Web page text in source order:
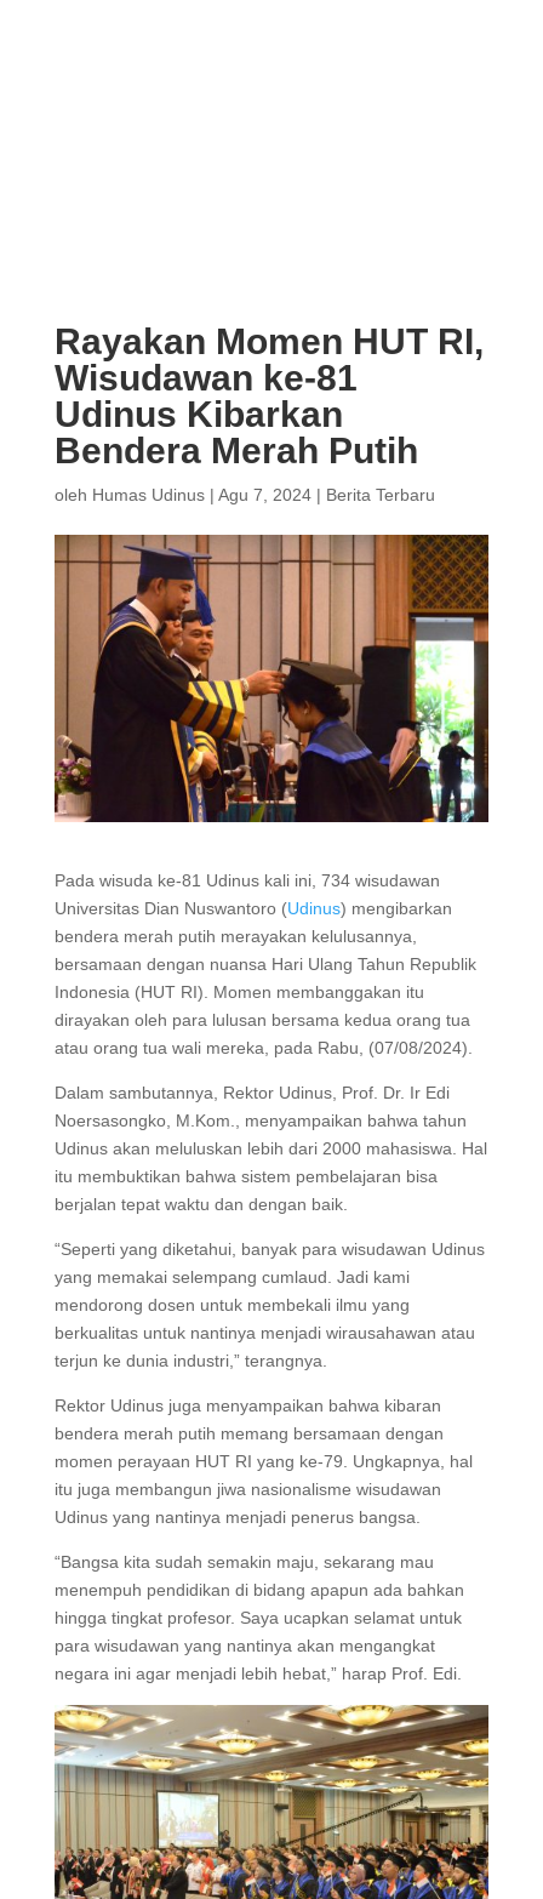
Rayakan Momen HUT RI,
Wisudawan ke-81
Udinus Kibarkan
Bendera Merah Putih
oleh Humas Udinus| Agu 7, 2024| Berita Terbaru
Pada wisuda ke-81 Udinus kali ini, 734 wisudawan
Universitas Dian Nuswantoro (Udinus) mengibarkan
bendera merah putih merayakan kelulusannya,
bersamaan dengan nuansa Hari Ulang Tahun Republik
Indonesia (HUT RI). Momen membanggakan itu
dirayakan oleh para lulusan bersama kedua orang tua
atau orang tua wali mereka, pada Rabu, (07/08/2024).
Dalam sambutannya, Rektor Udinus, Prof. Dr. Ir Edi
Noersasongko, M.Kom., menyampaikan bahwa tahun
Udinus akan meluluskan lebih dari 2000 mahasiswa. Hal
itu membuktikan bahwa sistem pembelajaran bisa
berjalan tepat waktu dan dengan baik.
“Seperti yang diketahui, banyak para wisudawan Udinus
yang memakai selempang cumlaud. Jadi kami
mendorong dosen untuk membekali ilmu yang
berkualitas untuk nantinya menjadi wirausahawan atau
terjun ke dunia industri,” terangnya.
Rektor Udinus juga menyampaikan bahwa kibaran
bendera merah putih memang bersamaan dengan
momen perayaan HUT RI yang ke-79. Ungkapnya, hal
itu juga membangun jiwa nasionalisme wisudawan
Udinus yang nantinya menjadi penerus bangsa.
“Bangsa kita sudah semakin maju, sekarang mau
menempuh pendidikan di bidang apapun ada bahkan
hingga tingkat profesor. Saya ucapkan selamat untuk
para wisudawan yang nantinya akan mengangkat
negara ini agar menjadi lebih hebat,” harap Prof. Edi.